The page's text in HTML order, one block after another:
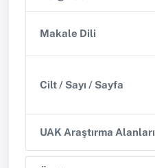
Makale Dili
Cilt / Sayı / Sayfa
UAK Araştırma Alanları